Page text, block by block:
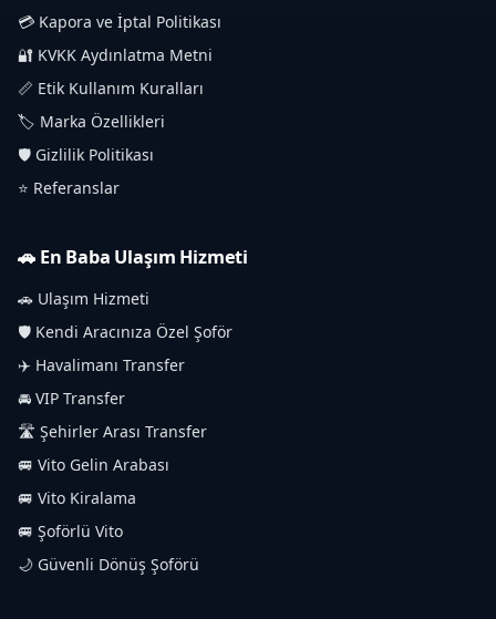
💳 Kapora ve İptal Politikası
🔐 KVKK Aydınlatma Metni
📏 Etik Kullanım Kuralları
🏷️ Marka Özellikleri
🛡️ Gizlilik Politikası
⭐ Referanslar
🚗 En Baba Ulaşım Hizmeti
🚗 Ulaşım Hizmeti
🛡️ Kendi Aracınıza Özel Şoför
✈️ Havalimanı Transfer
🚘 VIP Transfer
🛣️ Şehirler Arası Transfer
🚐 Vito Gelin Arabası
🚐 Vito Kiralama
🚐 Şoförlü Vito
🌙 Güvenli Dönüş Şoförü